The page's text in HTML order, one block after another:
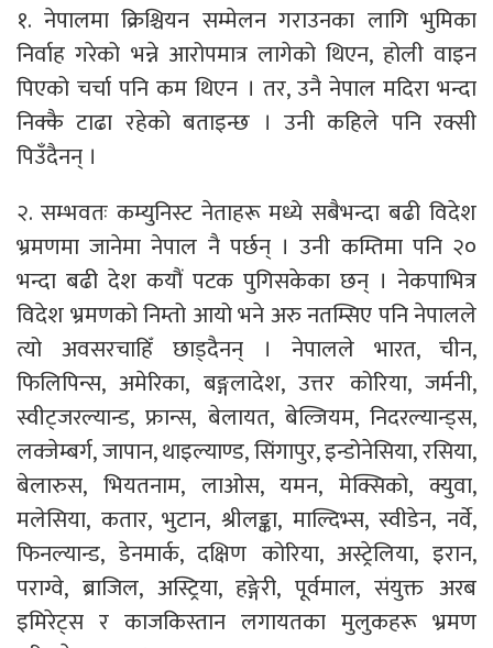
१. नेपालमा क्रिश्चियन सम्मेलन गराउनका लागि भुमिका
निर्वाह गरेको भन्ने आरोपमात्र लागेको थिएन, होली वाइन
पिएको चर्चा पनि कम थिएन । तर, उनै नेपाल मदिरा भन्दा
निक्कै टाढा रहेको बताइन्छ । उनी कहिले पनि रक्सी
पिउँदैनन् ।
२. सम्भवतः कम्युनिस्ट नेताहरू मध्ये सबैभन्दा बढी विदेश
भ्रमणमा जानेमा नेपाल नै पर्छन् । उनी कम्तिमा पनि २०
भन्दा बढी देश कयौं पटक पुगिसकेका छन् । नेकपाभित्र
विदेश भ्रमणको निम्तो आयो भने अरु नतम्सिए पनि नेपालले
त्यो अवसरचाहिँ छाड्दैनन् । नेपालले भारत, चीन,
फिलिपिन्स, अमेरिका, बङ्गलादेश, उत्तर कोरिया, जर्मनी,
स्वीट्जरल्यान्ड, फ्रान्स, बेलायत, बेल्जियम, निदरल्यान्ड्स,
लक्जेम्बर्ग, जापान, थाइल्याण्ड, सिंगापुर, इन्डोनेसिया, रसिया,
बेलारुस, भियतनाम, लाओस, यमन, मेक्सिको, क्युवा,
मलेसिया, कतार, भुटान, श्रीलङ्का, माल्दिभ्स, स्वीडेन, नर्वे,
फिनल्यान्ड, डेनमार्क, दक्षिण कोरिया, अस्ट्रेलिया, इरान,
पराग्वे, ब्राजिल, अस्ट्रिया, हङ्गेरी, पूर्वमाल, संयुक्त अरब
इमिरेट्स र काजकिस्तान लगायतका मुलुकहरू भ्रमण